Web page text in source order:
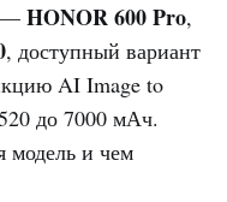
— HONOR 600 Pro,
, доступный вариант
AI Image to
до 7000 мАч.
модель и чем